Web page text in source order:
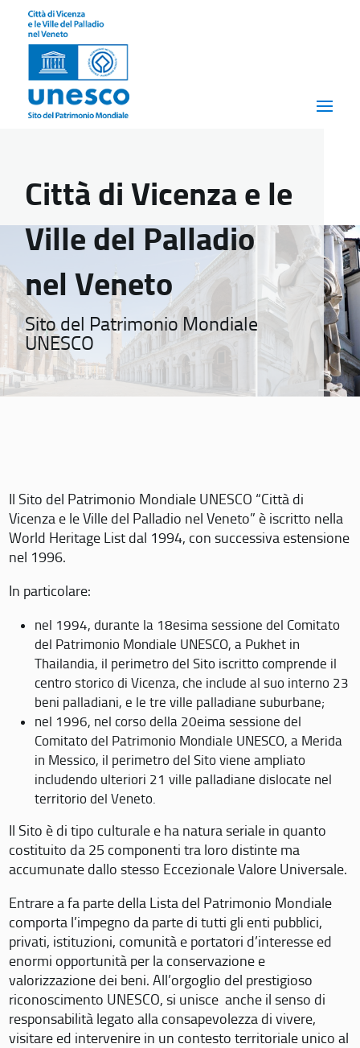
Città di Vicenza e le
Ville del Palladio
nel Veneto
Sito del Patrimonio Mondiale
UNESCO
Il Sito del Patrimonio Mondiale UNESCO “Città di
Vicenza e le Ville del Palladio nel Veneto” è iscritto nella
World Heritage List dal 1994, con successiva estensione
nel 1996.
In particolare:
nel 1994, durante la 18esima sessione del Comitato
del Patrimonio Mondiale UNESCO, a Pukhet in
Thailandia, il perimetro del Sito iscritto comprende il
centro storico di Vicenza, che include al suo interno 23
beni palladiani, e le tre ville palladiane suburbane;
nel 1996, nel corso della 20eima sessione del
Comitato del Patrimonio Mondiale UNESCO, a Merida
in Messico, il perimetro del Sito viene ampliato
includendo ulteriori 21 ville palladiane dislocate nel
territorio del Veneto.
Il Sito è di tipo culturale e ha natura seriale in quanto
costituito da 25 componenti tra loro distinte ma
accumunate dallo stesso Eccezionale Valore Universale.
Entrare a fa parte della Lista del Patrimonio Mondiale
comporta l’impegno da parte di tutti gli enti pubblici,
privati, istituzioni, comunità e portatori d’interesse ed
enormi opportunità per la conservazione e
valorizzazione dei beni. All’orgoglio del prestigioso
riconoscimento UNESCO, si unisce anche il senso di
responsabilità legato alla consapevolezza di vivere,
visitare ed intervenire in un contesto territoriale unico al